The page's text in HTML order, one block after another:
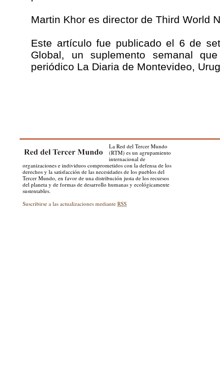
Martin Khor es director de Third World
Este artículo fue publicado el 6 de
Global, un suplemento semanal
periódico La Diaria de Montevideo,
La Red del Tercer Mundo
(RTM) es un agrupamiento
internacional de
organizaciones e individuos comprometidos con la defensa de los
derechos y la satisfacción de las necesidades de los pueblos del
Tercer Mundo, en favor de una distribución justa de los recursos
del planeta y de formas de desarrollo humanas y ecológicamente
sustentables.
Suscribirse a las actualizaciones medianteRSS